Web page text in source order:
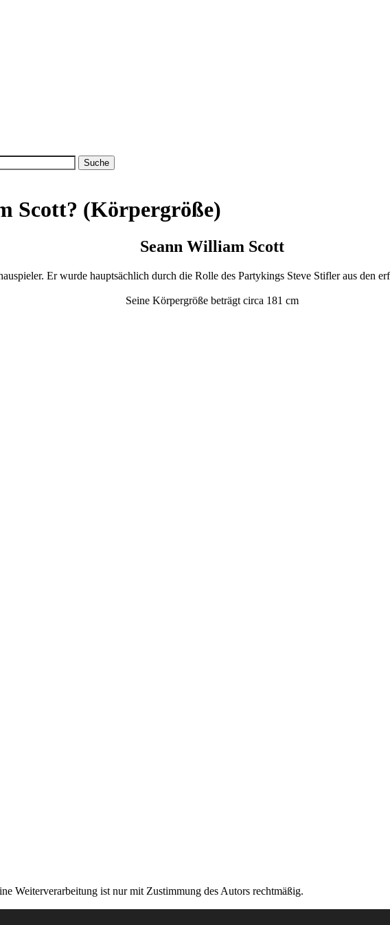
Scott? (Körpergröße)
Seann William Scott
Er wurde hauptsächlich durch die Rolle des Partykings Steve Stifler aus den
Seine Körpergröße beträgt circa 181 cm
Weiterverarbeitung ist nur mit Zustimmung des Autors rechtmäßig.